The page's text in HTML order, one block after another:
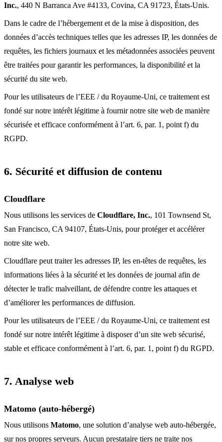
Inc., 440 N Barranca Ave #4133, Covina, CA 91723, États-Unis.
Dans le cadre de l’hébergement et de la mise à disposition, des
données d’accès techniques telles que les adresses IP, les données de
requêtes, les fichiers journaux et les métadonnées associées peuvent
être traitées pour garantir les performances, la disponibilité et la
sécurité du site web.
Pour les utilisateurs de l’EEE / du Royaume-Uni, ce traitement est
fondé sur notre intérêt légitime à fournir notre site web de manière
sécurisée et efficace conformément à l’art. 6, par. 1, point f) du
RGPD.
6. Sécurité et diffusion de contenu
Cloudflare
Nous utilisons les services de Cloudflare, Inc., 101 Townsend St,
San Francisco, CA 94107, États-Unis, pour protéger et accélérer
notre site web.
Cloudflare peut traiter les adresses IP, les en-têtes de requêtes, les
informations liées à la sécurité et les données de journal afin de
détecter le trafic malveillant, de défendre contre les attaques et
d’améliorer les performances de diffusion.
Pour les utilisateurs de l’EEE / du Royaume-Uni, ce traitement est
fondé sur notre intérêt légitime à disposer d’un site web sécurisé,
stable et efficace conformément à l’art. 6, par. 1, point f) du RGPD.
7. Analyse web
Matomo (auto-hébergé)
Nous utilisons Matomo, une solution d’analyse web auto-hébergée,
sur nos propres serveurs. Aucun prestataire tiers ne traite nos